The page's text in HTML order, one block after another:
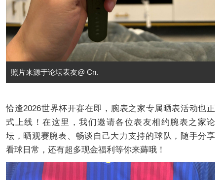
照片来源于论坛表友@ Cn.
恰逢2026世界杯开赛在即，腕表之家专属晒表活动也正
式上线！在这里，我们邀请各位表友相约腕表之家论
坛，晒观赛腕表、畅谈自己大力支持的球队，随手分享
看球日常，还有超多现金福利等你来薅哦！